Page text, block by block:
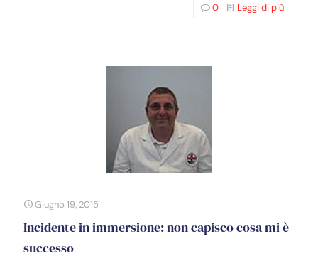
0 Leggi di più
Giugno 19, 2015
Incidente in immersione: non capisco cosa mi è
successo